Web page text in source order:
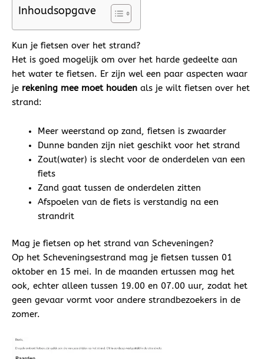
Inhoudsopgave
Kun je fietsen over het strand?
Het is goed mogelijk om over het harde gedeelte aan
het water te fietsen. Er zijn wel een paar aspecten waar
je rekening mee moet houden als je wilt fietsen over het
strand:
Meer weerstand op zand, fietsen is zwaarder
Dunne banden zijn niet geschikt voor het strand
Zout(water) is slecht voor de onderdelen van een
fiets
Zand gaat tussen de onderdelen zitten
Afspoelen van de fiets is verstandig na een
strandrit
Mag je fietsen op het strand van Scheveningen?
Op het Scheveningsestrand mag je fietsen tussen 01
oktober en 15 mei. In de maanden ertussen mag het
ook, echter alleen tussen 19.00 en 07.00 uur, zodat het
geen gevaar vormt voor andere strandbezoekers in de
zomer.